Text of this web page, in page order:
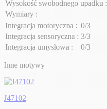
Wysokość swobodnego upadku :
Wymiary :
Integracja motoryczna : 0/3
Integracja sensoryczna : 3/3
Integracja umysłowa :
0/3
Inne motywy
J47102